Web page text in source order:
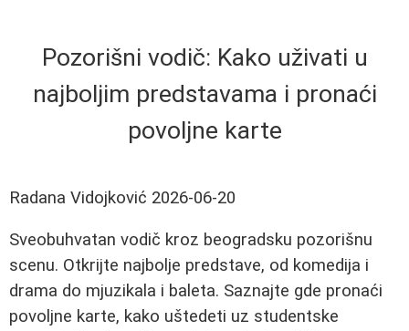
Pozorišni vodič: Kako uživati u
najboljim predstavama i pronaći
povoljne karte
Radana Vidojković 2026-06-20
Sveobuhvatan vodič kroz beogradsku pozorišnu
scenu. Otkrijte najbolje predstave, od komedija i
drama do mjuzikala i baleta. Saznajte gde pronaći
povoljne karte, kako uštedeti uz studentske